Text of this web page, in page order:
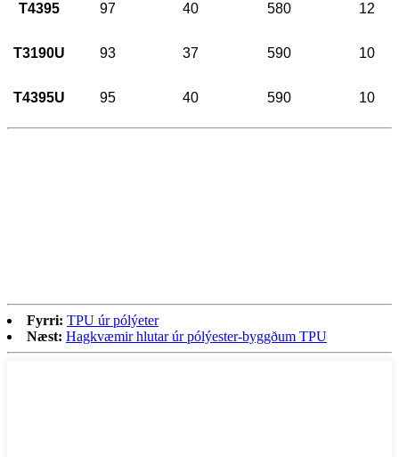
T4395 97 40 580 12
T3190U 93 37 590 10
T4395U 95 40 590 10
Fyrri: TPU úr pólýeter
Næst: Hagkvæmir hlutar úr pólýester-byggðum TPU